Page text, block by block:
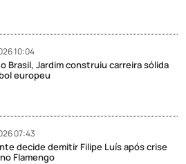
10:04
Brasil, Jardim construiu carreira sólida
europeu
07:43
decide demitir Filipe Luís após crise
Flamengo